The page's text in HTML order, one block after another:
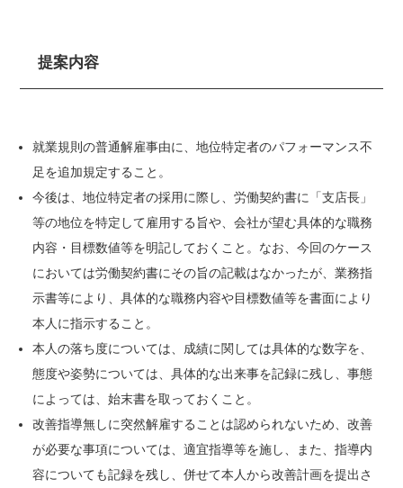
提案内容
就業規則の普通解雇事由に、地位特定者のパフォーマンス不
足を追加規定すること。
今後は、地位特定者の採用に際し、労働契約書に「支店長」
等の地位を特定して雇用する旨や、会社が望む具体的な職務
内容・目標数値等を明記しておくこと。なお、今回のケース
においては労働契約書にその旨の記載はなかったが、業務指
示書等により、具体的な職務内容や目標数値等を書面により
本人に指示すること。
本人の落ち度については、成績に関しては具体的な数字を、
態度や姿勢については、具体的な出来事を記録に残し、事態
によっては、始末書を取っておくこと。
改善指導無しに突然解雇することは認められないため、改善
が必要な事項については、適宜指導等を施し、また、指導内
容についても記録を残し、併せて本人から改善計画を提出さ